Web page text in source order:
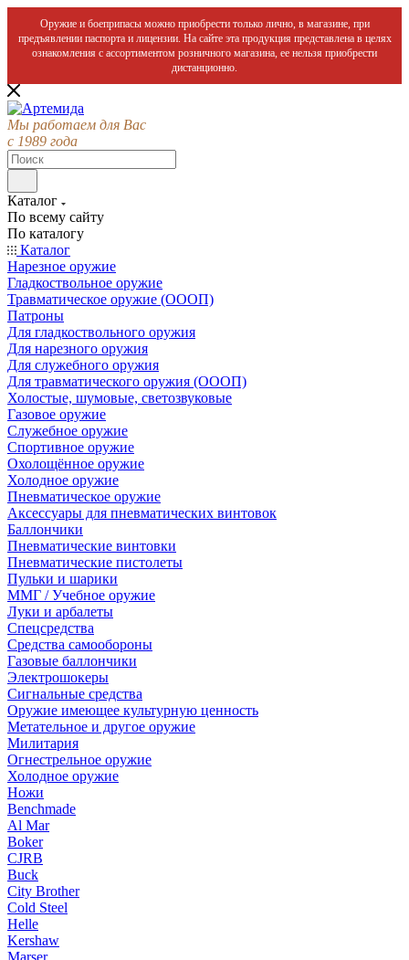
Оружие и боеприпасы можно приобрести только лично, в магазине, при
предъявлении паспорта и лицензии. На сайте эта продукция представлена в целях
ознакомления с ассортиментом розничного магазина, ее нельзя приобрести
дистанционно.
Мы работаем для Вас
с 1989 года
Каталог
По всему сайту
По каталогу
Каталог
Нарезное оружие
Гладкоствольное оружие
Травматическое оружие (ОООП)
Патроны
Для гладкоствольного оружия
Для нарезного оружия
Для служебного оружия
Для травматического оружия (ОООП)
Холостые, шумовые, светозвуковые
Газовое оружие
Служебное оружие
Спортивное оружие
Охолощённое оружие
Холодное оружие
Пневматическое оружие
Аксессуары для пневматических винтовок
Баллончики
Пневматические винтовки
Пневматические пистолеты
Пульки и шарики
ММГ / Учебное оружие
Луки и арбалеты
Спецсредства
Средства самообороны
Газовые баллончики
Электрошокеры
Сигнальные средства
Оружие имеющее культурную ценность
Метательное и другое оружие
Милитария
Огнестрельное оружие
Холодное оружие
Ножи
Benchmade
Al Mar
Boker
CJRB
Buck
City Brother
Cold Steel
Helle
Kershaw
Marser